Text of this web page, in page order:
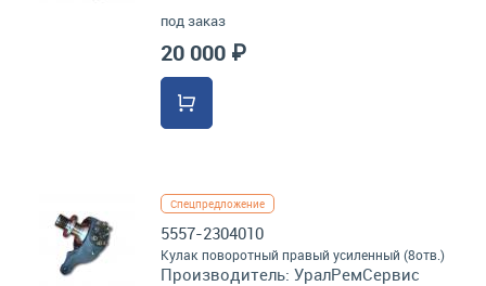
под заказ
20 000 ₽
Спецпредложение
5557-2304010
Кулак поворотный правый усиленный (8отв.)
Производитель: УралРемСервис